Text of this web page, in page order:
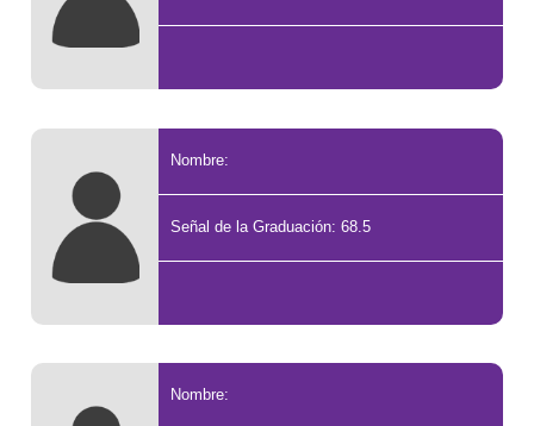
Nombre:
Señal de la Graduación: 68.5
Nombre: